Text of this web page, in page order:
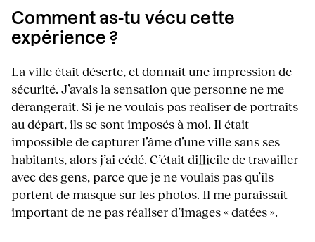
Comment as-tu vécu cette
expérience ?
La ville était déserte, et donnait une impression de
sécurité. J’avais la sensation que personne ne me
dérangerait. Si je ne voulais pas réaliser de portraits
au départ, ils se sont imposés à moi. Il était
impossible de capturer l’âme d’une ville sans ses
habitants, alors j’ai cédé. C’était difficile de travailler
avec des gens, parce que je ne voulais pas qu’ils
portent de masque sur les photos. Il me paraissait
important de ne pas réaliser d’images « datées ».